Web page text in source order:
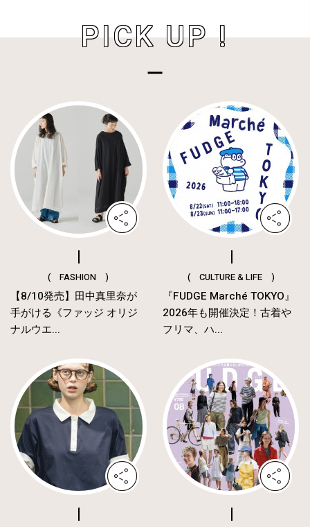
PICK UP !
( FASHION )
【8/10発売】田中真里奈が
手がける《ファッジ オリジ
ナルウエ...
( CULTURE & LIFE )
『FUDGE Marché TOKYO』
2026年も開催決定！古着や
フリマ、ハ...